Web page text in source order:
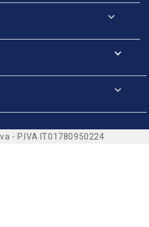



- P.IVA IT01780950224